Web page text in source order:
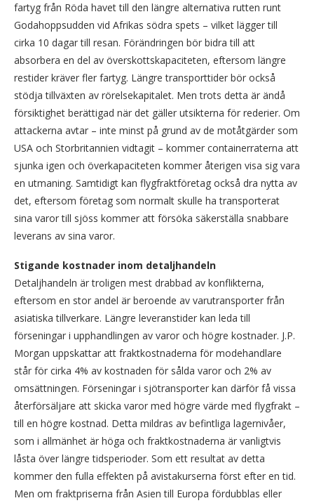
fartyg från Röda havet till den längre alternativa rutten runt
Godahoppsudden vid Afrikas södra spets – vilket lägger till
cirka 10 dagar till resan. Förändringen bör bidra till att
absorbera en del av överskottskapaciteten, eftersom längre
restider kräver fler fartyg. Längre transporttider bör också
stödja tillväxten av rörelsekapitalet. Men trots detta är ändå
försiktighet berättigad när det gäller utsikterna för rederier. Om
attackerna avtar – inte minst på grund av de motåtgärder som
USA och Storbritannien vidtagit – kommer containerraterna att
sjunka igen och överkapaciteten kommer återigen visa sig vara
en utmaning. Samtidigt kan flygfraktföretag också dra nytta av
det, eftersom företag som normalt skulle ha transporterat
sina varor till sjöss kommer att försöka säkerställa snabbare
leverans av sina varor.
Stigande kostnader inom detaljhandeln
Detaljhandeln är troligen mest drabbad av konflikterna,
eftersom en stor andel är beroende av varutransporter från
asiatiska tillverkare. Längre leveranstider kan leda till
förseningar i upphandlingen av varor och högre kostnader. J.P.
Morgan uppskattar att fraktkostnaderna för modehandlare
står för cirka 4% av kostnaden för sålda varor och 2% av
omsättningen. Förseningar i sjötransporter kan därför få vissa
återförsäljare att skicka varor med högre värde med flygfrakt –
till en högre kostnad. Detta mildras av befintliga lagernivåer,
som i allmänhet är höga och fraktkostnaderna är vanligtvis
låsta över längre tidsperioder. Som ett resultat av detta
kommer den fulla effekten på avistakurserna först efter en tid.
Men om fraktpriserna från Asien till Europa fördubblas eller